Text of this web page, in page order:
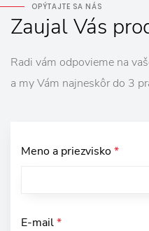
OPÝTAJTE SA NÁS
ZaujalVás
Radi vám odpovieme na
a my Vám najneskôr do 3
Meno a priezvisko*
E-mail*